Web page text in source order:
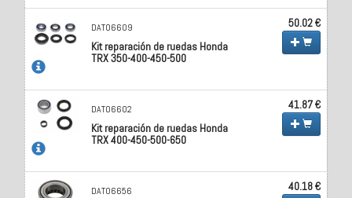
DAT06609
Kit reparación de ruedas Honda
TRX 350-400-450-500
50.02 €
DAT06602
Kit reparación de ruedas Honda
TRX 400-450-500-650
41.87 €
DAT06656 40.18 €